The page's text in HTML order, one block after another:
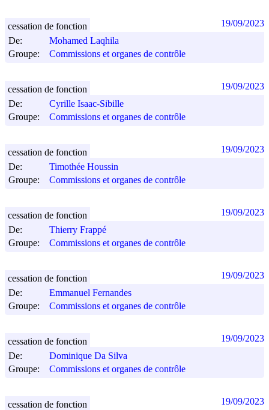
De:
Mohamed Laqhila
Groupe:
Commissions et organes de contrôle
cessation de fonction 19/09/2023
De:
Cyrille Isaac-Sibille
Groupe:
Commissions et organes de contrôle
cessation de fonction 19/09/2023
De:
Timothée Houssin
Groupe:
Commissions et organes de contrôle
cessation de fonction 19/09/2023
De:
Thierry Frappé
Groupe:
Commissions et organes de contrôle
cessation de fonction 19/09/2023
De:
Emmanuel Fernandes
Groupe:
Commissions et organes de contrôle
cessation de fonction 19/09/2023
De:
Dominique Da Silva
Groupe:
Commissions et organes de contrôle
cessation de fonction 19/09/2023
cessation de fonction 19/09/2023